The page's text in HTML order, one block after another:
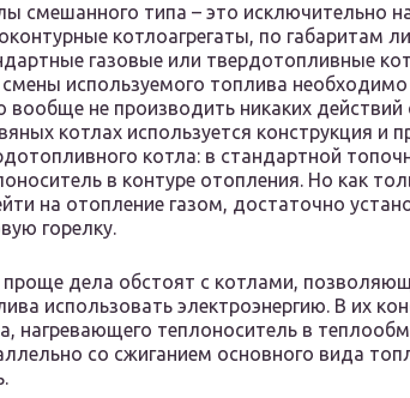
смешанного типа – это исключительно
котлоагрегаты, по габаритам
газовые или твердотопливные
используемого топлива
вообще не производить никаких действий
котлах используется конструкция и
котла: в стандартной
в контуре отопления. Но как
на отопление газом, достаточно
горелку.
дела обстоят с котлами,
использовать электроэнергию. В их
нагревающего теплоноситель в
со сжиганием основного вида